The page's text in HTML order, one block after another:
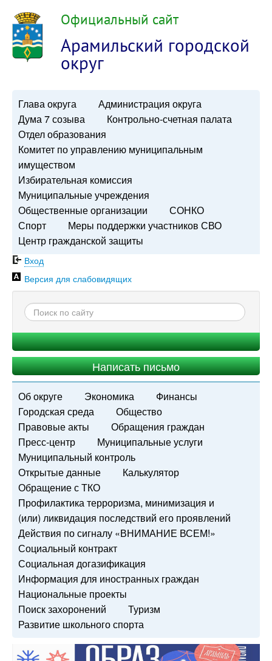
Официальный сайт
Арамильский городской
округ
Глава округа
Администрация округа
Дума 7 созыва
Контрольно-счетная палата
Отдел образования
Комитет по управлению муниципальным
имуществом
Избирательная комиссия
Муниципальные учреждения
Общественные организации
СОНКО
Спорт
Меры поддержки участников СВО
Центр гражданской защиты
Вход
Версия для слабовидящих
Написать письмо
Об округе Экономика
Финансы
Городская среда
Общество
Правовые акты
Обращения граждан
Пресс-центр
Муниципальные услуги
Муниципальный контроль
Открытые данные
Калькулятор
Обращение с ТКО
Профилактика терроризма, минимизация и
(или) ликвидация последствий его проявлений
Действия по сигналу «ВНИМАНИЕ ВСЕМ!»
Социальный контракт
Социальная догазификация
Информация для иностранных граждан
Национальные проекты
Поиск захоронений
Туризм
Развитие школьного спорта